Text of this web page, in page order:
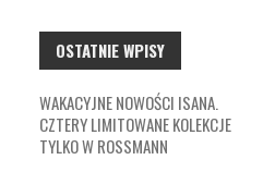
OSTATNIE WPISY
WAKACYJNE NOWOŚCI ISANA.
CZTERY LIMITOWANE KOLEKCJE
TYLKO W ROSSMANN